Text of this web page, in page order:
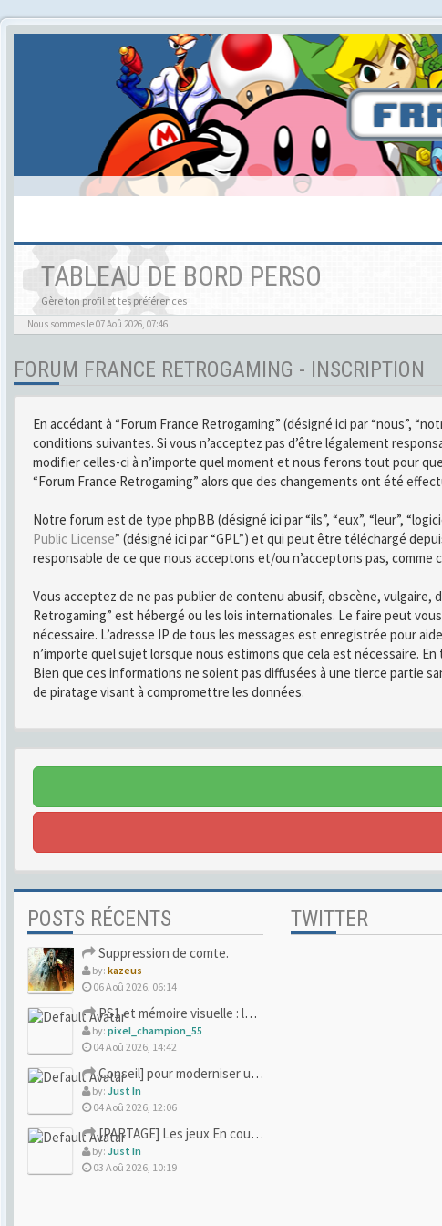
TABLEAU DE BORD PERSO
Gère ton profil et tes préférences
Nous sommes le 07 Aoû 2026, 07:46
FORUM FRANCE RETROGAMING - INSCRIPTION
En accédant à “Forum France Retrogaming” (désigné ici par “nous”,
conditions suivantes. Si vous n’acceptez pas d’être légalement
modifier celles-ci à n’importe quel moment et nous ferons tout pour
“Forum France Retrogaming” alors que des changements ont été
Notre forum est de type phpBB (désigné ici par “ils”, “eux”, “leur”,
Public License” (désigné ici par “GPL”) et qui peut être téléchargé
responsable de ce que nous acceptons et/ou n’acceptons pas,
Vous acceptez de ne pas publier de contenu abusif, obscène,
Retrogaming” est hébergé ou les lois internationales. Le faire peut
nécessaire. L’adresse IP de tous les messages est enregistrée pour
n’importe quel sujet lorsque nous estimons que cela est nécessaire.
Bien que ces informations ne soient pas diffusées à une tierce partie
de piratage visant à compromettre les données.
POSTS RÉCENTS
Suppression de comte.
by: kazeus
06 Aoû 2026, 06:14
PS1 et mémoire visuelle : le jeu qui vous a soufflé la premi
by: pixel_champion_55
04 Aoû 2026, 14:42
Conseil] pour moderniser un site (un peu trop) rétro
by: Just In
04 Aoû 2026, 12:06
[PARTAGE] Les jeux En cours/Terminés
by: Just In
03 Aoû 2026, 10:19
TWITTER